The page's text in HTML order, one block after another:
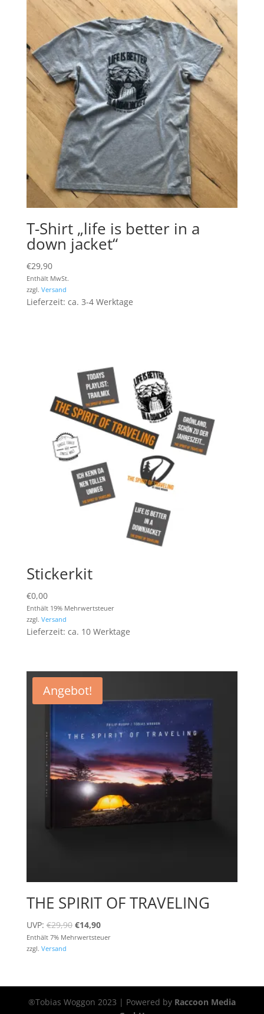
T-Shirt „life is better in a
down jacket“
€29,90
Enthält MwSt.
zzgl. Versand
Lieferzeit: ca. 3-4 Werktage
Stickerkit
€0,00
Enthält 19% Mehrwertsteuer
zzgl. Versand
Lieferzeit: ca. 10 Werktage
Angebot!
THE SPIRIT OF TRAVELING
UVP: €29,90 Ursprünglicher
Preis
€14,90Aktueller
Preis
Enthält 7% Mehrwertsteuer
zzgl. Versand
®Tobias Woggon 2023 | Powered by Raccoon Media